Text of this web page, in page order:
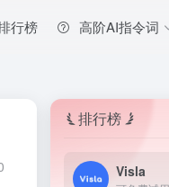
行榜 高阶AI指令词
排行榜
Visla